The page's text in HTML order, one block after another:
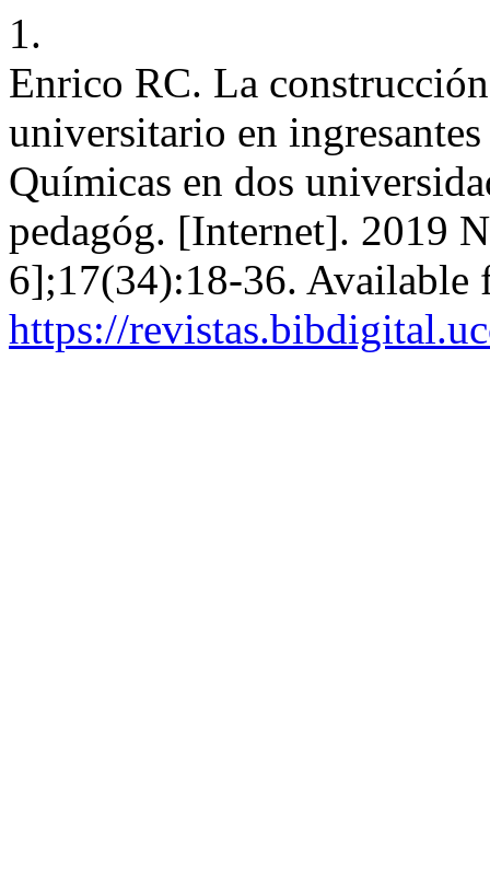
1.
Enrico RC. La
universitario en
Químicas en dos
pedagóg. [Internet]. 2019
6];17(34):18-36. Available
https://